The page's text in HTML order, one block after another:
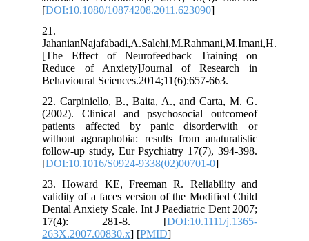
[DOI:10.1080/10874208.2011.623090
21.
JahanianNajafabadi,A.Salehi,M.Rahmani,M.Imani,H.
[The Effect of Neurofeedback Training on
Reduce of Anxiety]Journal of Research in
Behavioural Sciences.2014;11(6):657-663.
22. Carpiniello, B., Baita, A., and Carta, M. G.
(2002). Clinical and psychosocial outcomeof
patients affected by panic disorderwith or
without agoraphobia: results from anaturalistic
follow-up study, Eur Psychiatry 17(7), 394-398.
[DOI:10.1016/S0924-9338(02)00701-0
23. Howard KE, Freeman R. Reliability and
validity of a faces version of the Modified Child
Dental Anxiety Scale. Int J Paediatric Dent 2007;
17(4): 281-8. [DOI:10.1111/j.1365-
263X.2007.00830.x] [PMID